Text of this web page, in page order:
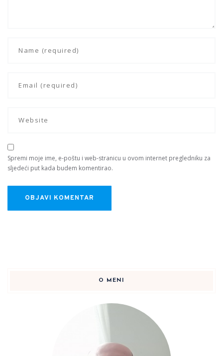
Spremi moje ime, e-poštu i web-stranicu u ovom internet pregledniku za
sljedeći put kada budem komentirao.
O MENI